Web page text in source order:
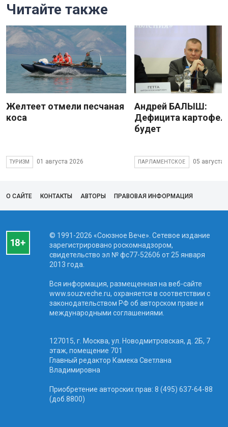
Читайте также
Желтеет отмели песчаная
коса
ТУРИЗМ 01 августа 2026
Андрей БАЛЫШ:
Дефицита
будет
ПАРЛАМЕНТСКОЕ 05 августа
О САЙТЕ КОНТАКТЫ АВТОРЫ ПРАВОВАЯ ИНФОРМАЦИЯ
© 1991-2026 «Союзное Вече». Сетевое издание
зарегистрировано роскомнадзором,
свидетельство эл № фc77-52606 от 25 января
2013 года.
Вся информация, размещенная на веб-сайте
www.souzveche.ru, охраняется в соответствии с
законодательством РФ об авторском праве и
международными соглашениями.
127015, г. Москва, ул. Новодмитровская, д. 2Б, 7
этаж, помещение 701
Главный редактор Камека Светлана
Владимировна
Приобретение авторских прав: 8 (495) 637-64-88
(доб.8800)